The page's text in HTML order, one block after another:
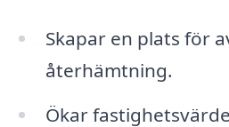
Skapar en plats för
återhämtning.
Ökar